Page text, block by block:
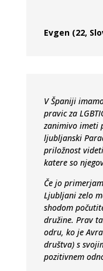
Evgen (22,
V Španiji
pravic za
zanimivo imeti
ljubljanski
priložnost
katere so
Če jo
Ljubljani zelo
shodom
družine. Prav
odru, ko je
društva) s
pozitivnem